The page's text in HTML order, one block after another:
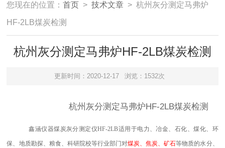
您现在的位置：首页 >技术文章 > 杭州灰分测定马弗炉
HF-2LB煤炭检测
杭州灰分测定马弗炉HF-2LB煤炭检测
更新时间：2020-12-17 浏览：1532次
杭州灰分测定马弗炉HF-2LB煤炭检测
鑫涵仪器煤炭灰分测定仪HF-2LB适用于电力、冶金、石化、煤化、环
保、地质勘探、粮食、科研院校等行业部门对煤炭、焦炭、矿石等物质的水分、